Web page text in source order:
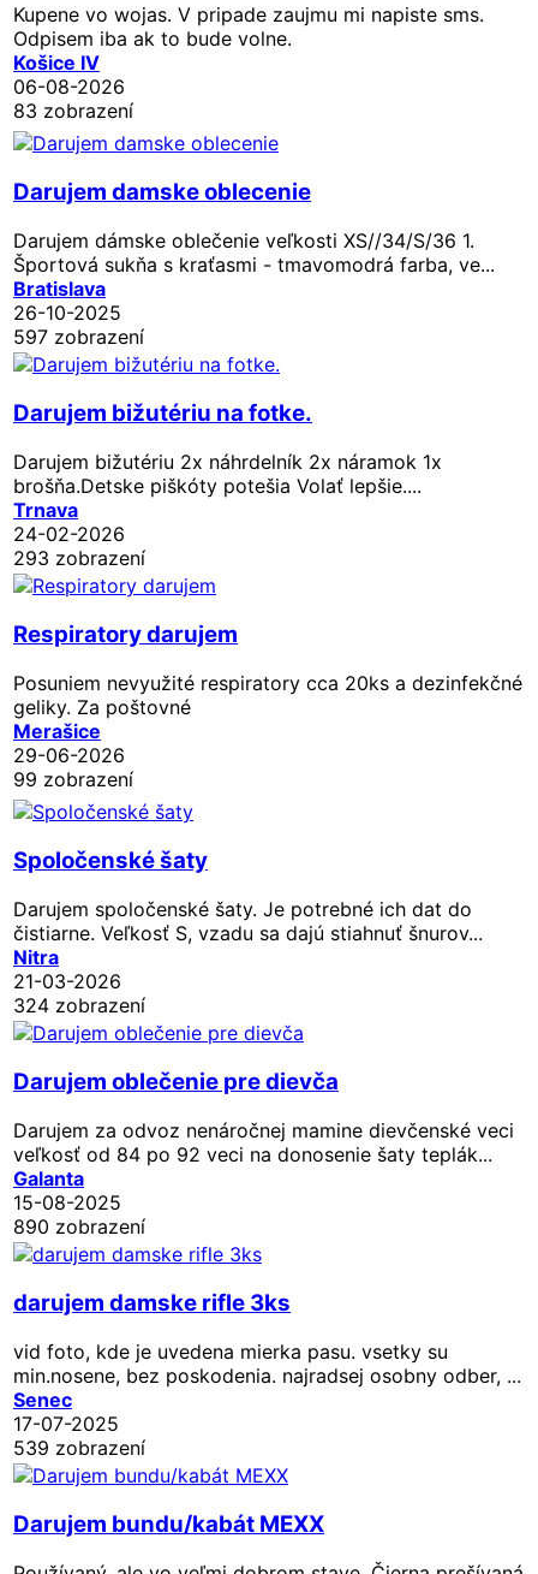
Kupene vo wojas. V pripade zaujmu mi napiste sms.
Odpisem iba ak to bude volne.
Košice IV
06-08-2026
83 zobrazení
Darujem damske oblecenie
Darujem dámske oblečenie veľkosti XS//34/S/36 1.
Športová sukňa s kraťasmi - tmavomodrá farba, ve...
Bratislava
26-10-2025
597 zobrazení
Darujem bižutériu na fotke.
Darujem bižutériu 2x náhrdelník 2x náramok 1x
brošňa.Detske piškóty potešia Volať lepšie....
Trnava
24-02-2026
293 zobrazení
Respiratory darujem
Posuniem nevyužité respiratory cca 20ks a dezinfekčné
geliky. Za poštovné
Merašice
29-06-2026
99 zobrazení
Spoločenské šaty
Darujem spoločenské šaty. Je potrebné ich dat do
čistiarne. Veľkosť S, vzadu sa dajú stiahnuť šnurov...
Nitra
21-03-2026
324 zobrazení
Darujem oblečenie pre dievča
Darujem za odvoz nenáročnej mamine dievčenské veci
veľkosť od 84 po 92 veci na donosenie šaty teplák...
Galanta
15-08-2025
890 zobrazení
darujem damske rifle 3ks
vid foto, kde je uvedena mierka pasu. vsetky su
min.nosene, bez poskodenia. najradsej osobny odber, ...
Senec
17-07-2025
539 zobrazení
Darujem bundu/kabát MEXX